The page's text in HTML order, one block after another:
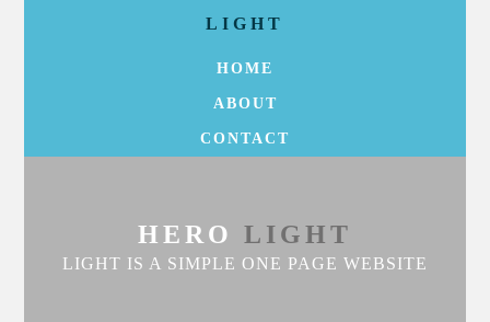
LIGHT
HOME
ABOUT
CONTACT
HERO LIGHT
LIGHT IS A SIMPLE ONE PAGE WEBSITE